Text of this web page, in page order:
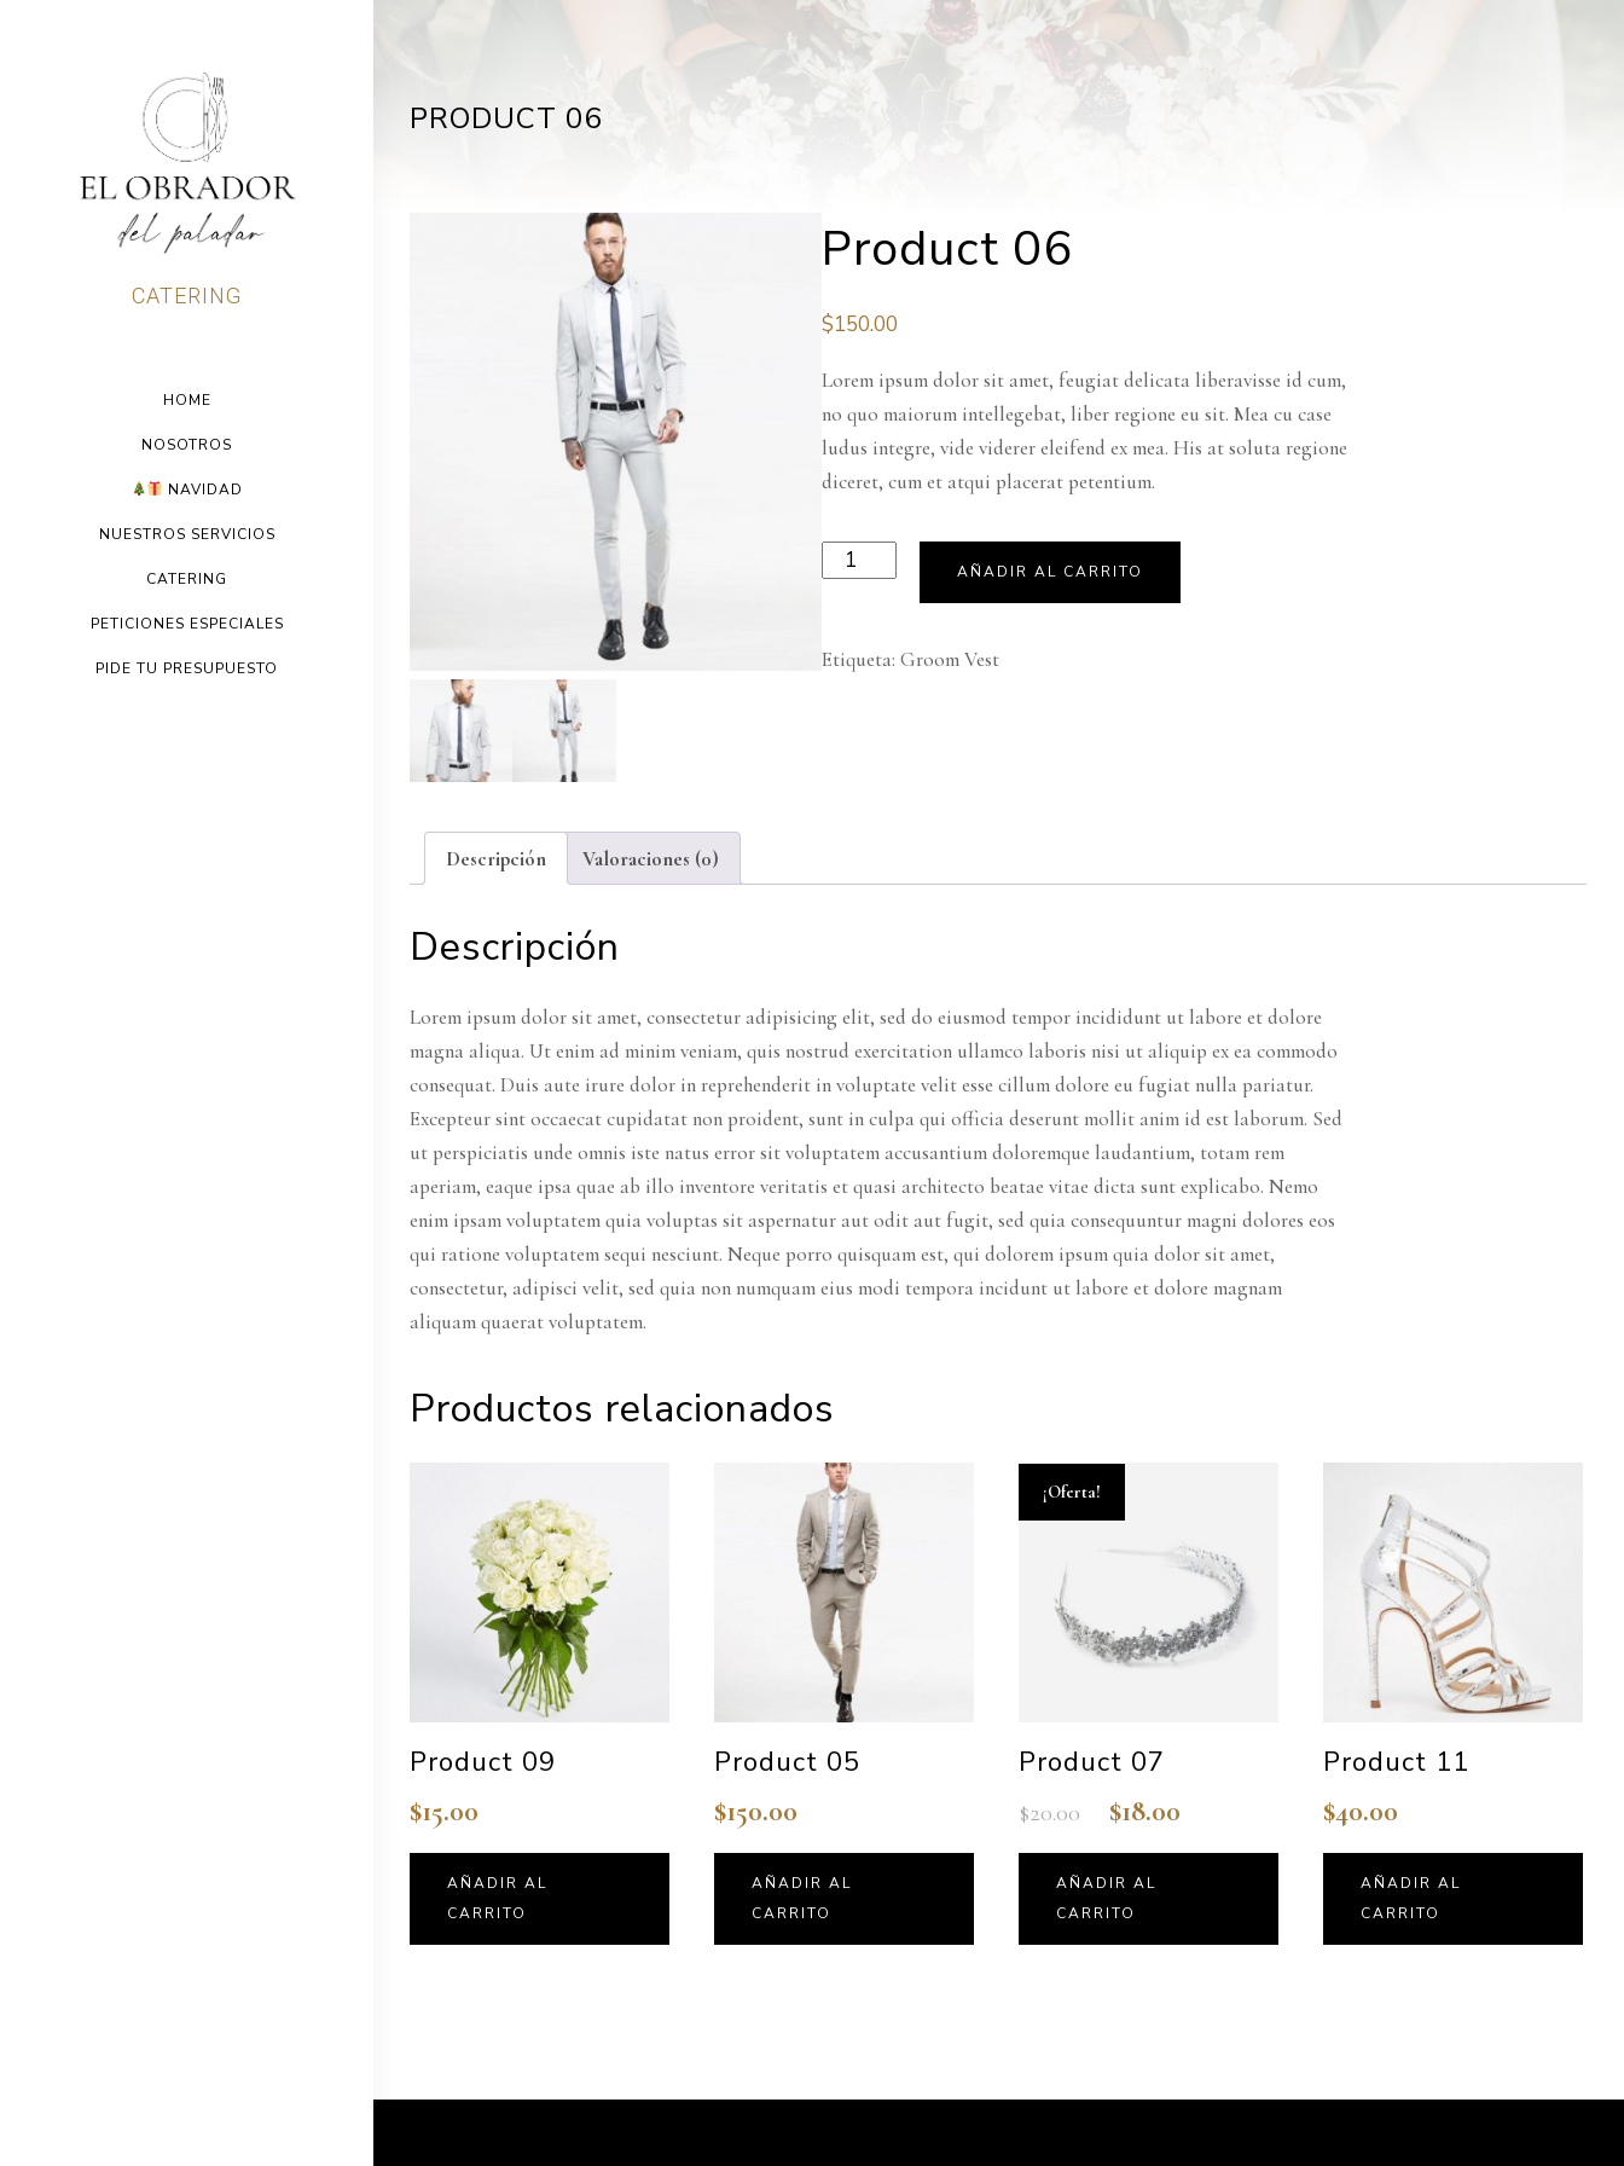
CATERING
HOME
NOSOTROS
NAVIDAD
NUESTROS SERVICIOS
CATERING
PETICIONES ESPECIALES
PIDE TU PRESUPUESTO
PRODUCT 06
Product 06
$150.00
Lorem ipsum dolor sit amet, feugiat delicata liberavisse id cum,
no quo maiorum intellegebat, liber regione eu sit. Mea cu case
ludus integre, vide viderer eleifend ex mea. His at soluta regione
diceret, cum et atqui placerat petentium.
AÑADIR AL CARRITO
Etiqueta:Groom Vest
Descripción Valoraciones (0)
Descripción
Lorem ipsum dolor sit amet, consectetur adipisicing elit, sed do eiusmod tempor incididunt ut labore et dolore
magna aliqua. Ut enim ad minim veniam, quis nostrud exercitation ullamco laboris nisi ut aliquip ex ea commodo
consequat. Duis aute irure dolor in reprehenderit in voluptate velit esse cillum dolore eu fugiat nulla pariatur.
Excepteur sint occaecat cupidatat non proident, sunt in culpa qui officia deserunt mollit anim id est laborum. Sed
ut perspiciatis unde omnis iste natus error sit voluptatem accusantium doloremque laudantium, totam rem
aperiam, eaque ipsa quae ab illo inventore veritatis et quasi architecto beatae vitae dicta sunt explicabo. Nemo
enim ipsam voluptatem quia voluptas sit aspernatur aut odit aut fugit, sed quia consequuntur magni dolores eos
qui ratione voluptatem sequi nesciunt. Neque porro quisquam est, qui dolorem ipsum quia dolor sit amet,
consectetur, adipisci velit, sed quia non numquam eius modi tempora incidunt ut labore et dolore magnam
aliquam quaerat voluptatem.
Productos relacionados
Product 09
$15.00
AÑADIR AL
CARRITO
Product 05
$150.00
AÑADIR AL
CARRITO
¡Oferta!
Product 07
$20.00 $18.00
AÑADIR AL
CARRITO
Product 11
$40.00
AÑADIR AL
CARRITO